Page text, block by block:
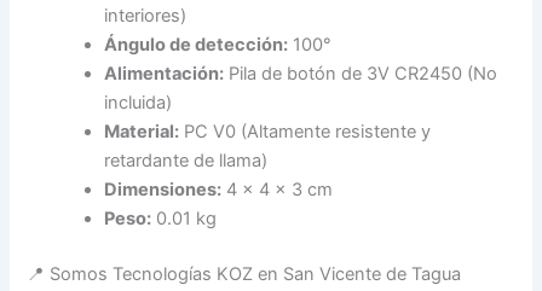
interiores)
Ángulo de detección: 100°
Alimentación: Pila de botón de 3V CR2450 (No
incluida)
Material: PC V0 (Altamente resistente y
retardante de llama)
Dimensiones: 4 × 4 × 3 cm
Peso: 0.01 kg
📍 Somos Tecnologías KOZ en San Vicente de Tagua